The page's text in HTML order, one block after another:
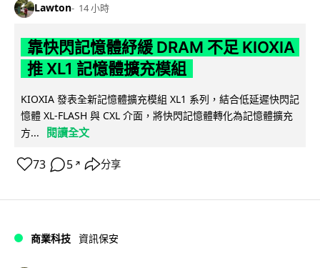
Lawton 14 小時
靠快閃記憶體紓緩 DRAM 不足 KIOXIA
推 XL1 記憶體擴充模組
KIOXIA 發表全新記憶體擴充模組 XL1 系列，結合低延遲快閃記
憶體 XL-FLASH 與 CXL 介面，將快閃記憶體轉化為記憶體擴充
方...
閱讀全文
73 5 ↗ 分享
商業科技 資訊保安